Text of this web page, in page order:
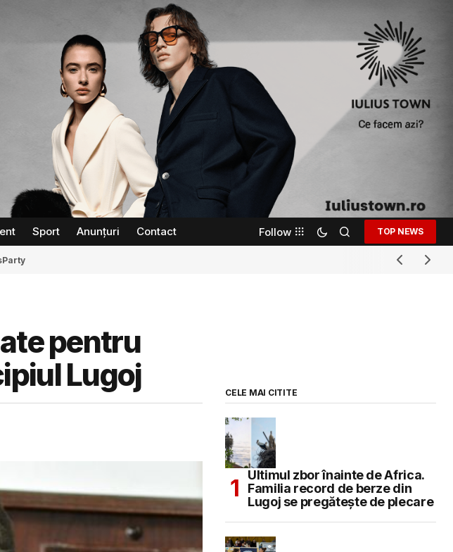
Sport Anunțuri Contact Follow TOP NEWS
Party
pentru
Lugoj
CELE MAI CITITE
Ultimul zbor înainte de Africa.
Familia record de berze din
Lugoj se pregătește de plecare